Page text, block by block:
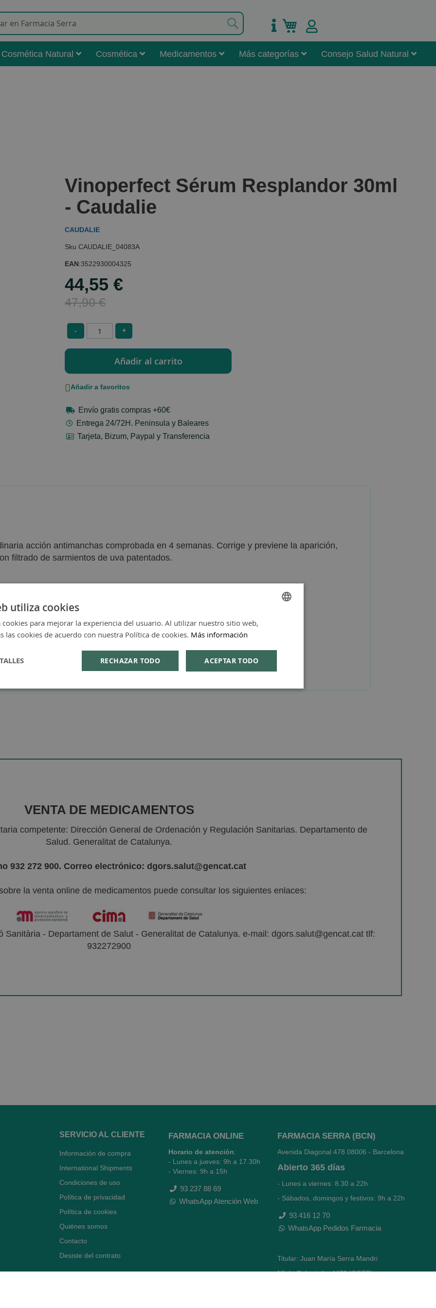
Mi carrito
Cosmética Natural Cosmética Medicamentos Más categorías Consejo Salud Natural
Vinoperfect Sérum Resplandor 30ml
- Caudalie
CAUDALIE
CAUDALIE_04083A
EAN:3522930004325
Special
Price
44,55 €
47,90 €
- +
Añadir a favoritos
Envío gratis compras +60€
Entrega 24/72H. Peninsula y Baleares
Tarjeta, Bizum, Paypal y Transferencia
acción antimanchas comprobada en 4 semanas. Corrige y previene la aparición,
filtrado de sarmientos de uva patentados.
VENTA DE MEDICAMENTOS
competente: Dirección General de Ordenación y Regulación Sanitarias. Departamento de
Salud. Generalitat de Catalunya.
932 272 900. Correo electrónico: dgors.salut@gencat.cat
la venta online de medicamentos puede consultar los siguientes enlaces:
Sanitària - Departament de Salut - Generalitat de Catalunya. e-mail: dgors.salut@gencat.cat tlf:
932272900
SERVICIO AL CLIENTE
Información de compra
International Shipments
Condiciones de uso
Política de privacidad
Política de cookies
Quiénes somos
Contacto
Desiste del contrato
FARMACIA ONLINE
Horario de atención:
- Lunes a jueves: 9h a 17.30h
- Viernes: 9h a 15h
93 237 88 69
WhatsApp Atención Web
FARMACIA SERRA (BCN)
Avenida Diagonal 478 08006 - Barcelona
Abierto 365 días
- Lunes a viernes: 8.30 a 22h
- Sábados, domingos y festivos: 9h a 22h
93 416 12 70
WhatsApp Pedidos Farmacia
Titular: Juan María Serra Mandri
Nº de Colegiado: 4473 (COFB)
utiliza cookies
cookies para mejorar la experiencia del usuario. Al utilizar nuestro sitio web,
las cookies de acuerdo con nuestra Política de cookies. Más información
ACEPTAR TODO
RECHAZAR TODO